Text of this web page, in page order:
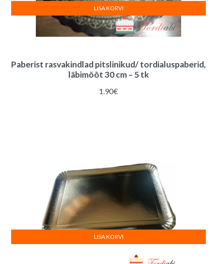
Paberist rasvakindlad pitslinikud/ tordialuspaberid,
läbimõõt 30 cm – 5 tk
1.90€
LISA KORVI
LISA KORVI